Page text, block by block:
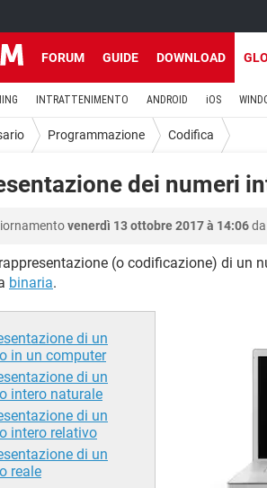
FORUM GUIDE DOWNLOAD
INTRATTENIMENTO ANDROID iOS
Programmazione Codifica
dei numeri
venerdì 13 ottobre 2017 à 14:06
(o codificazione) di un
binaria.
di un
in un computer
di un
intero naturale
di un
intero relativo
di un
reale